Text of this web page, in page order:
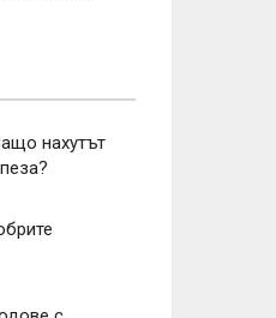
нахутът